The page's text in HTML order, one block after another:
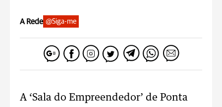
A Rede @Siga-me
A ‘Sala do Empreendedor’ de Ponta